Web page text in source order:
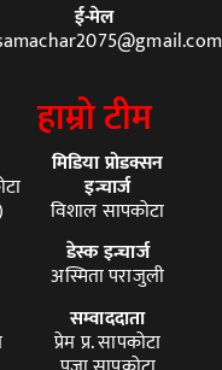
ई-मेल
हाम्रो टीम
मिडिया प्रोडक्सन
इन्चार्ज
विशाल सापकोटा
डेस्क इन्चार्ज
अस्मिता पराजुली
सम्वाददाता
प्रेम प्र. सापकोटा